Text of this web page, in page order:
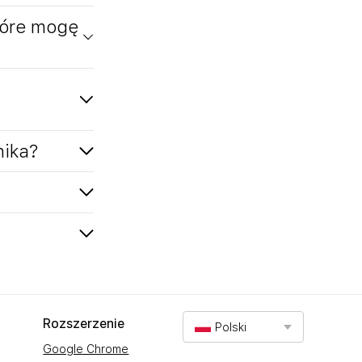
mogę
Rozszerzenie
Google Chrome
Polski